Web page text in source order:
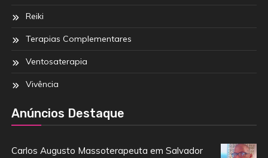
Reiki
Terapias Complementares
Ventosaterapia
Vivência
Anúncios Destaque
Carlos Augusto Massoterapeuta em Salvador